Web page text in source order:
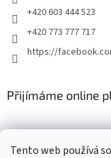
Tento web používá
+420 603 444 523
+420 773 777 717
https://
Přijímáme online